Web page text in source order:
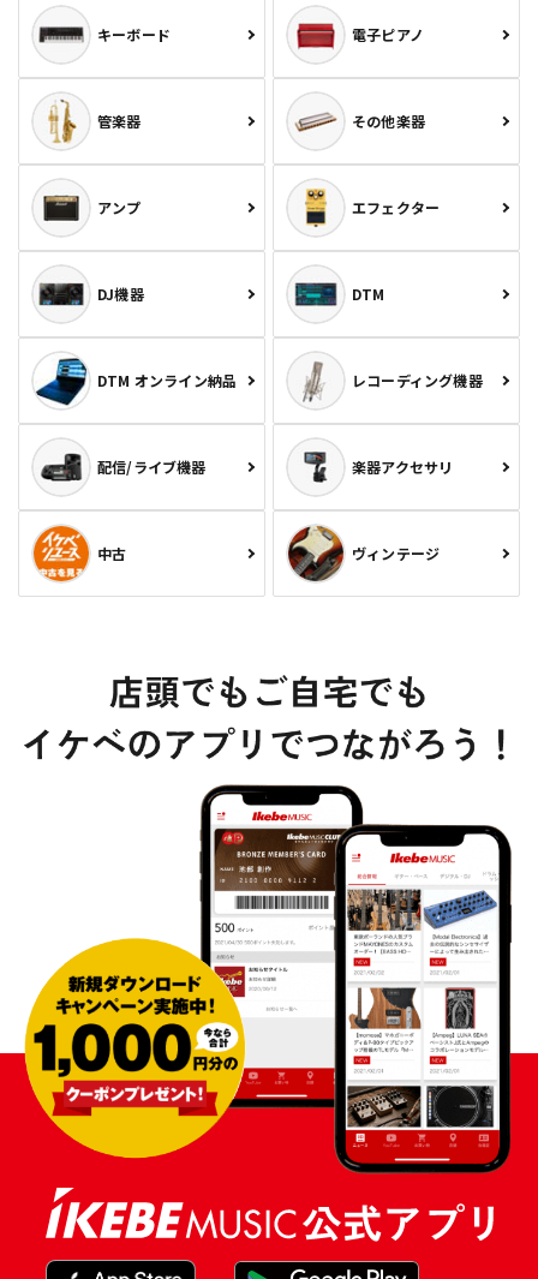
キーボード 電子ピアノ
管楽器 その他楽器
アンプ エフェクター
DJ機器 DTM
DTM オンライン納品 レコーディング機器
配信/ライブ機器 楽器アクセサリ
中古 ヴィンテージ